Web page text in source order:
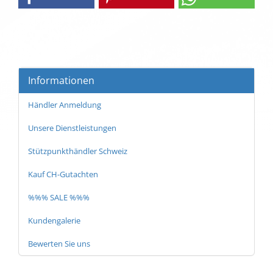
Informationen
Händler Anmeldung
Unsere Dienstleistungen
Stützpunkthändler Schweiz
Kauf CH-Gutachten
%%% SALE %%%
Kundengalerie
Bewerten Sie uns